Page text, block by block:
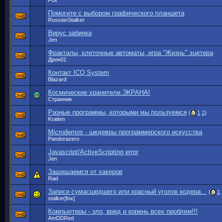
Помогите с выбором графического планшета
RussianStalker
Вирус забияка
Jen
Фракталы, клеточные автоматы, игра "Жизнь" эцетера
Дрон01
Контакт ICQ System
Blazard
Космические хранители ЭКРАНА!
Странник
Разные программы, которыми мы пользуемся ( 1 2)
Kraiten
Microdemos - шедевры программерского искусства
Pandorazero
Javascript/ActiveScripting error
Jen
Защищаемся от хакеров
Rad
Записи сумасшедшего или красный уголок кодера... ( 1
stalker[fox]
Компьютеры - зло, вред и корень всех проблем!!!
AmDDRed